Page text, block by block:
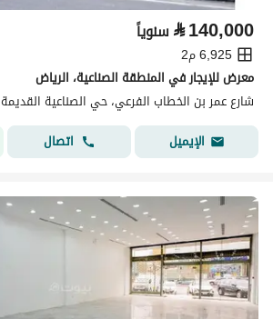
⃁140,000 سنوياً
6,925 م2
معرض للإيجار في المنطقة الصناعية، الرياض
الإيميل
اتصال